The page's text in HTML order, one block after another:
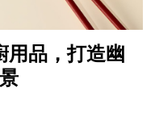
用品，打造幽